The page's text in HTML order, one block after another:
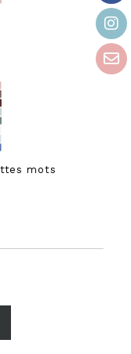
mots